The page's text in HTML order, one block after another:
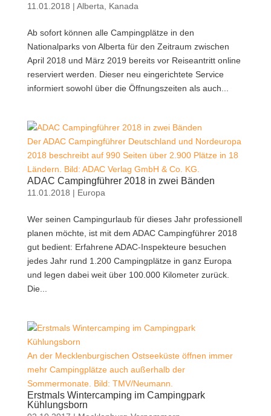
11.01.2018 | Alberta Kanada
Ab sofort können alle Campingplätze in den
Nationalparks von Alberta für den Zeitraum zwischen
April 2018 und März 2019 bereits vor Reiseantritt online
reserviert werden. Dieser neu eingerichtete Service
informiert sowohl über die Öffnungszeiten als auch...
Der ADAC Campingführer Deutschland und Nordeuropa
2018 beschreibt auf 990 Seiten über 2.900 Plätze in 18
Ländern. Bild: ADAC Verlag GmbH & Co. KG.
ADAC Campingführer 2018 in zwei Bänden
11.01.2018 | Europa
Wer seinen Campingurlaub für dieses Jahr professionell
planen möchte, ist mit dem ADAC Campingführer 2018
gut bedient: Erfahrene ADAC-Inspekteure besuchen
jedes Jahr rund 1.200 Campingplätze in ganz Europa
und legen dabei weit über 100.000 Kilometer zurück.
Die...
An der Mecklenburgischen Ostseeküste öffnen immer
mehr Campingplätze auch außerhalb der
Sommermonate. Bild: TMV/Neumann.
Erstmals Wintercamping im Campingpark
Kühlungsborn